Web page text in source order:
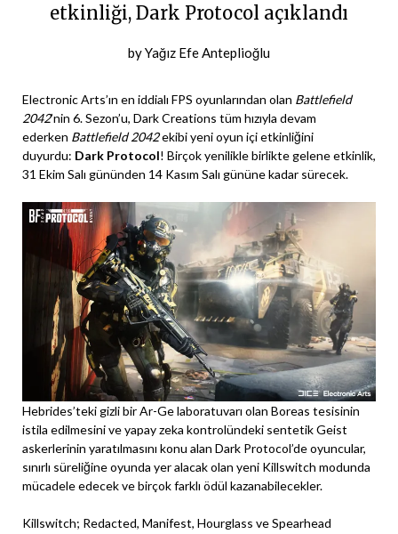
etkinliği, Dark Protocol açıklandı
Posted
27
Ekim
2023
byYağız Efe Anteplioğlu
Electronic Arts’ın en iddialı FPS oyunlarından olan Battlefield
2042’nin 6. Sezon’u, Dark Creations tüm hızıyla devam
ederken Battlefield 2042ekibi yeni oyun içi etkinliğini
duyurdu: Dark Protocol! Birçok yenilikle birlikte gelene etkinlik,
31 Ekim Salı gününden 14 Kasım Salı gününe kadar sürecek.
Hebrides’teki gizli bir Ar-Ge laboratuvarı olan Boreas tesisinin
istila edilmesini ve yapay zeka kontrolündeki sentetik Geist
askerlerinin yaratılmasını konu alan Dark Protocol’de oyuncular,
sınırlı süreliğine oyunda yer alacak olan yeni Killswitch modunda
mücadele edecek ve birçok farklı ödül kazanabilecekler.
Killswitch; Redacted, Manifest, Hourglass ve Spearhead